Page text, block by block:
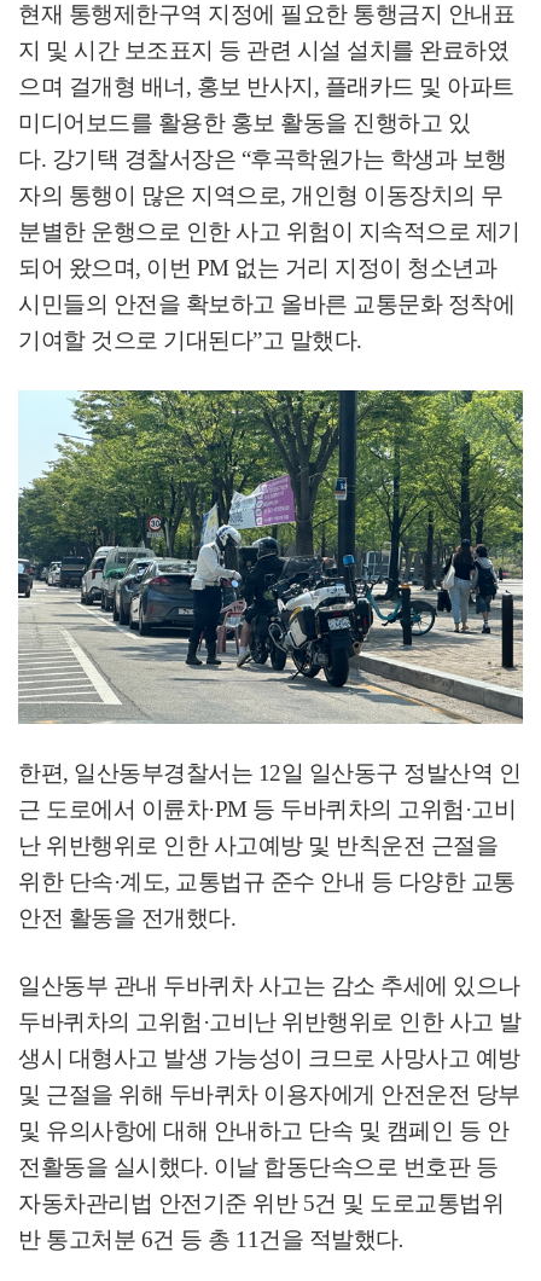
현재 통행제한구역 지정에 필요한 통행금지 안내표
지 및 시간 보조표지 등 관련 시설 설치를 완료하였
으며 걸개형 배너 , 홍보 반사지 , 플래카드 및 아파트
미디어보드를 활용한 홍보 활동을 진행하고 있
다. 강기택 경찰서장은 “후곡학원가는 학생과 보행
자의 통행이 많은 지역으로, 개인형 이동장치의 무
분별한 운행으로 인한 사고 위험이 지속적으로 제기
되어 왔으며, 이번 PM 없는 거리 지정이 청소년과
시민들의 안전을 확보하고 올바른 교통문화 정착에
기여할 것으로 기대된다”고 말했다.
한편, 일산동부경찰서는 12일 일산동구 정발산역 인
근 도로에서 이륜차·PM 등 두바퀴차의 고위험 ·고비
난 위반행위로 인한 사고예방 및 반칙운전 근절을
위한 단속·계도, 교통법규 준수 안내 등 다양한 교통
안전 활동을 전개했다.
일산동부 관내 두바퀴차 사고는 감소 추세에 있으나
두바퀴차의 고위험 ·고비난 위반행위로 인한 사고 발
생시 대형사고 발생 가능성이 크므로 사망사고 예방
및 근절을 위해 두바퀴차 이용자에게 안전운전 당부
및 유의사항에 대해 안내하고 단속 및 캠페인 등 안
전활동을 실시했다. 이날 합동단속으로 번호판 등
자동차관리법 안전기준 위반 5건 및 도로교통법위
반 통고처분 6건 등 총 11건을 적발했다.